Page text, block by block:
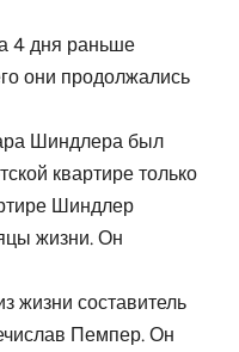
4 дня раньше
они продолжались
Шиндлера был
квартире только
Шиндлер
жизни. Он
жизни составитель
Пемпер. Он